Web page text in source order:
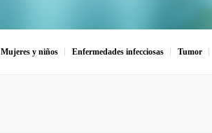
Mujeres y niños Enfermedades infecciosas Tumor